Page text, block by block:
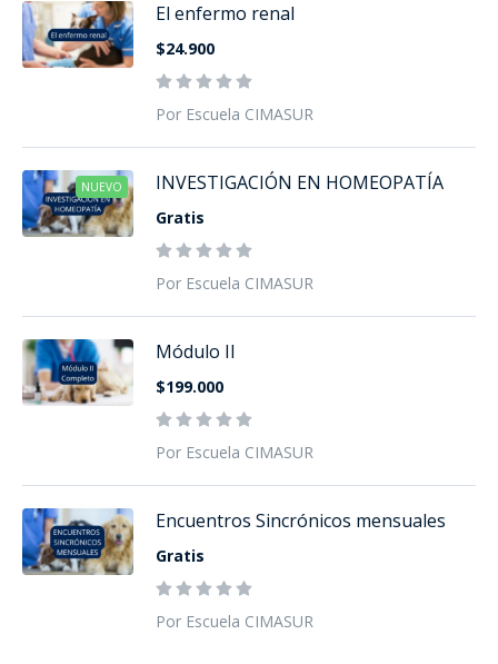
El enfermo renal
$24.900
Por Escuela CIMASUR
NUEVO INVESTIGACIÓN EN HOMEOPATÍA
Gratis
Por Escuela CIMASUR
Módulo II
$199.000
Por Escuela CIMASUR
Encuentros Sincrónicos mensuales
Gratis
Por Escuela CIMASUR